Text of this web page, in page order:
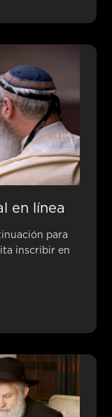
en línea
para
inscribir en